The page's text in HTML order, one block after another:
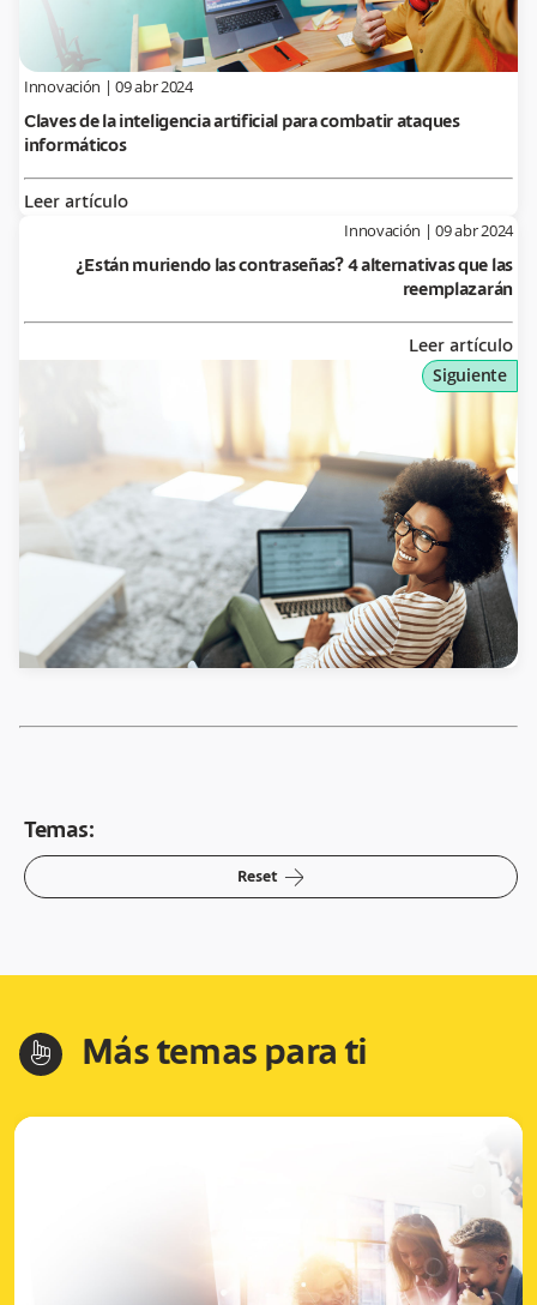
Innovación |09 abr 2024
Claves de la inteligencia artificial para combatir ataques
informáticos
Leer artículo
Siguiente
Innovación |09 abr 2024
¿Están muriendo las contraseñas? 4 alternativas que las
reemplazarán
Leer artículo
Temas:
Reset arrow-right
hand-index Más temas para ti